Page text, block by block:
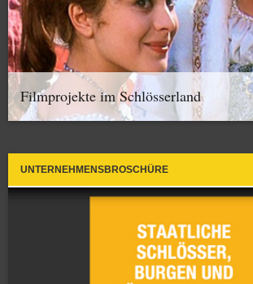
Filmprojekte im Schlösserland
UNTERNEHMENSBROSCHÜRE